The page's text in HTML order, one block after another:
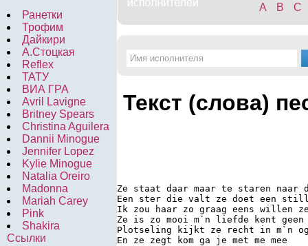
Ранетки
Трофим
Дайкири
А.Стоцкая
Reflex
ТАТУ
ВИА ГРА
Avril Lavigne
Britney Spears
Christina Aguilera
Dannii Minogue
Jennifer Lopez
Kylie Minogue
Natalia Oreiro
Madonna
Mariah Carey
Pink
Shakira
Ссылки
A
B C
Текст (слова)
Ze staat daar maar te staren naar
Een ster die valt ze doet een
Ik zou haar zo graag eens willen
Ze is zo mooi m`n liefde kent
Plotseling kijkt ze recht in m`n
En ze zegt kom ga je met me mee